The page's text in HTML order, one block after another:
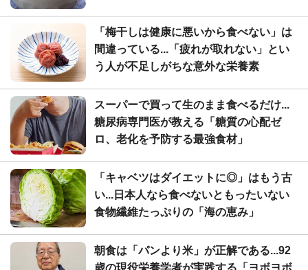
「梅干しは健康に悪いから食べない」は
間違っている...「疲れが取れない」とい
う人が不足しがちな意外な栄養素
スーパーで買って生のまま食べるだけ...
糖尿病専門医が教える「糖質の心配ゼ
ロ、老化を予防する最強食材」
「キャベツはダイエットに◎」はもう古
い...日本人なら食べないともったいない
食物繊維たっぷりの「海の恵み」
朝食は「パンより米」が正解である...92
歳の現役栄養学者が実践する「ヨボヨボ